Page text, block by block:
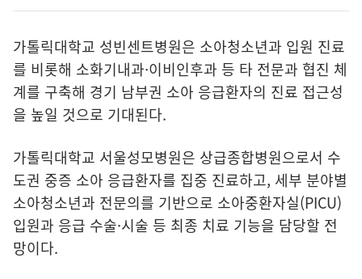
가톨릭대학교 성빈센트병원은 소아청소년과 입원 진료
를 비롯해 소화기내과·이비인후과 등 타 전문과 협진 체
계를 구축해 경기 남부권 소아 응급환자의 진료 접근성
을 높일 것으로 기대된다.
가톨릭대학교 서울성모병원은 상급종합병원으로서 수
도권 중증 소아 응급환자를 집중 진료하고, 세부 분야별
소아청소년과 전문의를 기반으로 소아중환자실(PICU)
입원과 응급 수술·시술 등 최종 치료 기능을 담당할 전
망이다.